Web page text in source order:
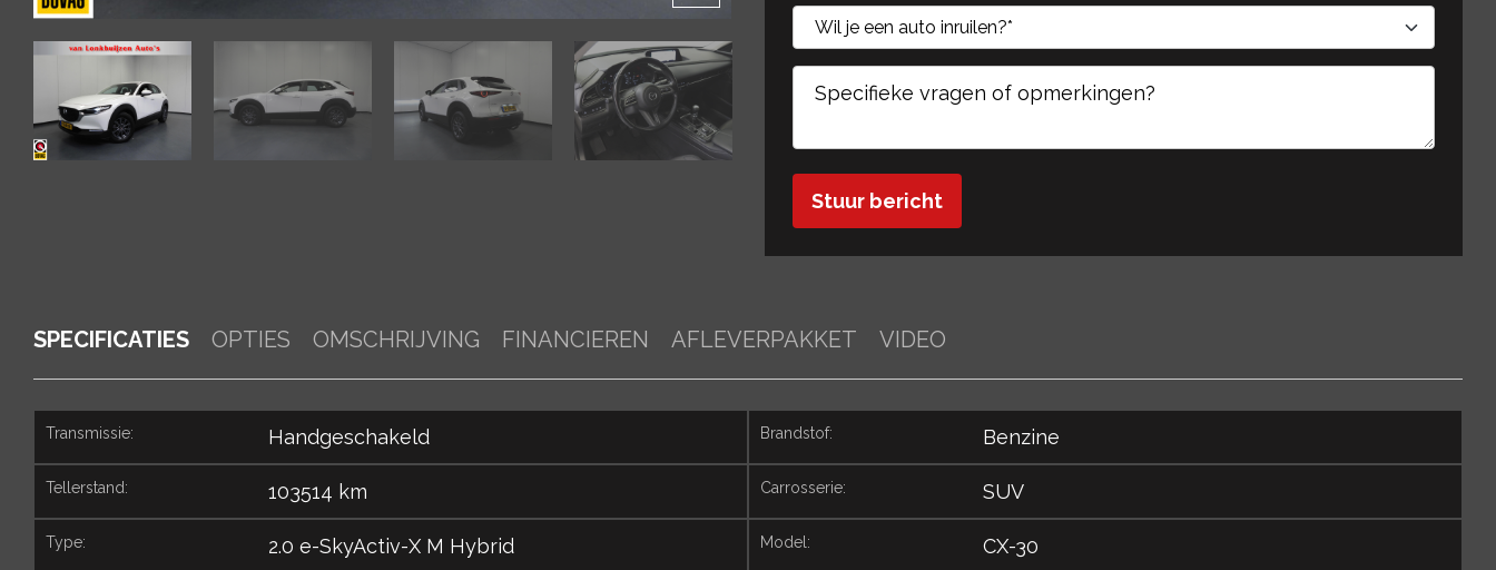
SPECIFICATIES OPTIES OMSCHRIJVING FINANCIEREN AFLEVERPAKKET VIDEO
transmissie: Handgeschakeld brandstof: Benzine
tellerstand: 103514 km carrosserie: SUV
type: 2.0 e-SkyActiv-X M Hybrid model: CX-30